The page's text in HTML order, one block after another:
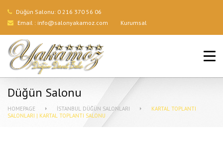
Düğün Salonu: 0 216 370 56 06
Email : info@salonyakamoz.com Kurumsal
ANA SAYFA
HIZMETLERIMIZ
GALERI
Düğün Salonu
HOMEPAGE İSTANBUL DÜĞÜN SALONLARI
KARTAL TOPLANTI
SALONLARI | KARTAL TOPLANTI SALONU